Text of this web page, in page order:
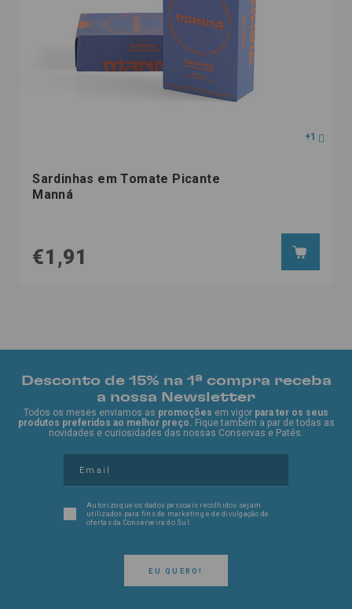
+1
Sardinhas em Tomate Picante
Manná
€1,91
Desconto de 15% na 1ª compra receba
a nossa Newsletter
Todos os meses enviamos as promoções em vigor para ter os seus
produtos preferidos ao melhor preço. Fique também a par de todas as
novidades e curiosidades das nossas Conservas e Patés.
EU QUERO!
Autorizo que os dados pessoais recolhidos sejam
utilizados para fins de marketing e de divulgação de
ofertas da Conserveira do Sul.